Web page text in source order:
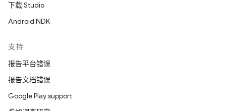
下载 Studio
Android NDK
支持
报告平台错误
报告文档错误
Google Play support